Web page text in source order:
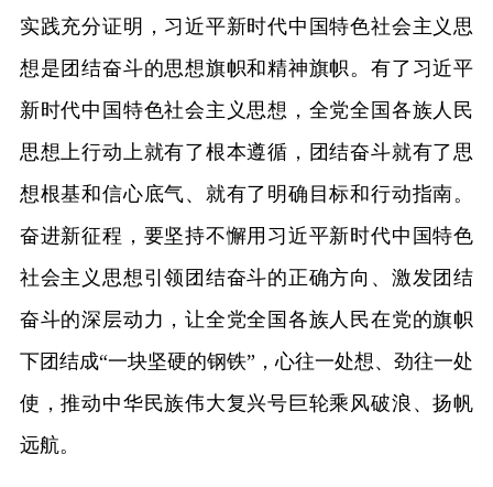
实践充分证明，习近平新时代中国特色社会主义思
想是团结奋斗的思想旗帜和精神旗帜。有了习近平
新时代中国特色社会主义思想，全党全国各族人民
思想上行动上就有了根本遵循，团结奋斗就有了思
想根基和信心底气、就有了明确目标和行动指南。
奋进新征程，要坚持不懈用习近平新时代中国特色
社会主义思想引领团结奋斗的正确方向、激发团结
奋斗的深层动力，让全党全国各族人民在党的旗帜
下团结成“一块坚硬的钢铁”，心往一处想、劲往一处
使，推动中华民族伟大复兴号巨轮乘风破浪、扬帆
远航。